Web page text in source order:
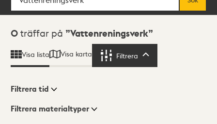
Sökresultat
0 träffar på Vattenreningsverk
Visa lista Visa karta Filtrera
Visningsläge
Filtrera tid
Filtrera materialtyper